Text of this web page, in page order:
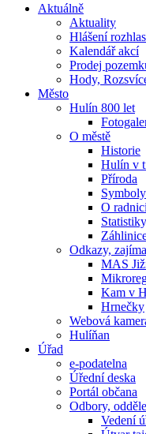
Aktuálně
Aktuality
Hlášení
Kalendář akcí
Prodej
Hody,
Město
Hulín 800 let
O městě
Historie
Hulín v
Příroda
Symboly
O radnici
Odkazy,
MAS
Kam v
Hrnečky
Webová
Hulíňan
Úřad
e-podatelna
Úřední deska
Portál občana
Odbory,
Vedení